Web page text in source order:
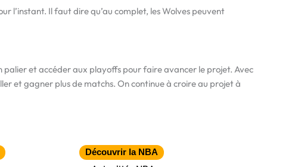
l’instant. Il faut dire qu’au complet, les Wolves peuvent
palier et accéder aux playoffs pour faire avancer le projet. Avec
et gagner plus de matchs. On continue à croire au projet à
Découvrir la NBA